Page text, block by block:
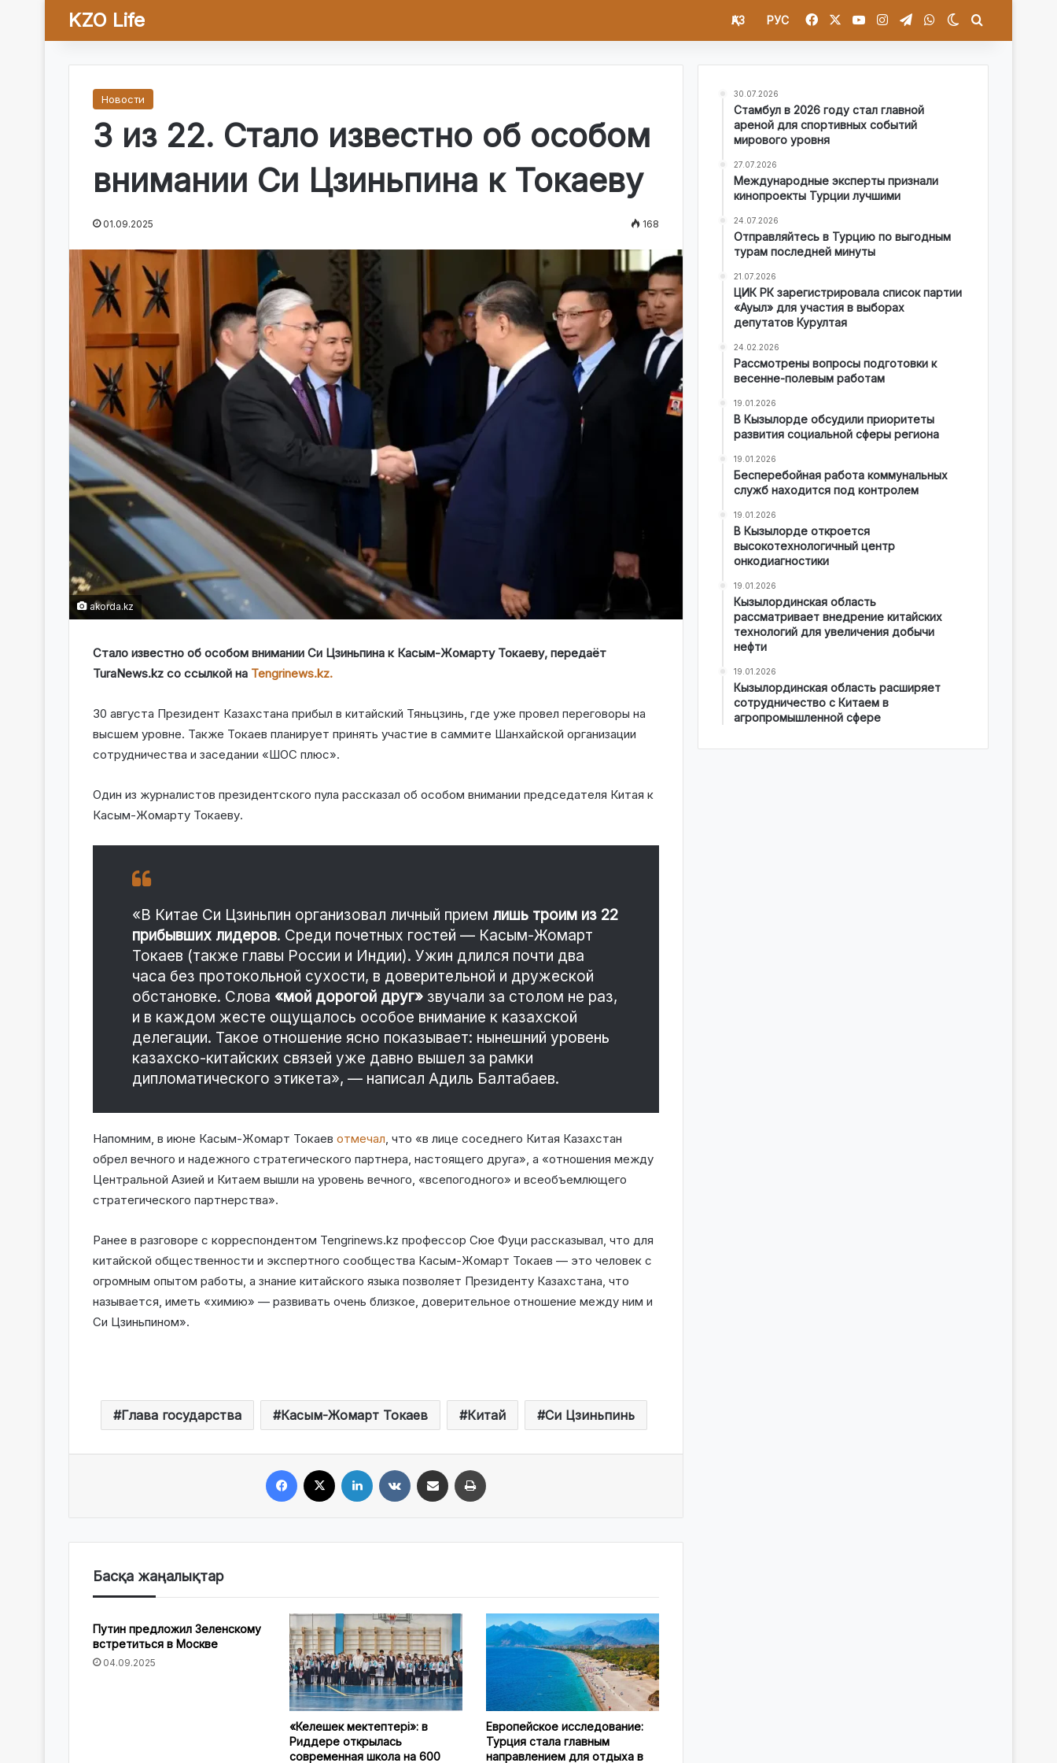
KZO Life ҚАЗ РУС FacebookYouTubeInstagram
TelegramWhatsAppSwitch skin
Новости
3 из 22. Стало известно об особом
внимании Си Цзиньпина к Токаеву
01.09.2025 168
akorda.kz
Стало известно об особом внимании Си Цзиньпина к Касым-Жомарту Токаеву, передаёт
TuraNews.kz со ссылкой на Tengrinews.kz.
30 августа Президент Казахстана прибыл в китайский Тяньцзинь, где уже провел переговоры на
высшем уровне. Также Токаев планирует принять участие в саммите Шанхайской организации
сотрудничества и заседании «ШОС плюс».
Один из журналистов президентского пула рассказал об особом внимании председателя Китая к
Касым-Жомарту Токаеву.
«В Китае Си Цзиньпин организовал личный прием лишь троим из 22
прибывших лидеров. Среди почетных гостей — Касым-Жомарт
Токаев (также главы России и Индии). Ужин длился почти два
часа без протокольной сухости, в доверительной и дружеской
обстановке. Слова «мой дорогой друг» звучали за столом не раз,
и в каждом жесте ощущалось особое внимание к казахской
делегации. Такое отношение ясно показывает: нынешний уровень
казахско-китайских связей уже давно вышел за рамки
дипломатического этикета», — написал Адиль Балтабаев.
Напомним, в июне Касым-Жомарт Токаев отмечал, что «в лице соседнего Китая Казахстан
обрел вечного и надежного стратегического партнера, настоящего друга», а «отношения между
Центральной Азией и Китаем вышли на уровень вечного, «всепогодного» и всеобъемлющего
стратегического партнерства».
Ранее в разговоре с корреспондентом Tengrinews.kz профессор Сюе Фуци рассказывал, что для
китайской общественности и экспертного сообщества Касым-Жомарт Токаев — это человек с
огромным опытом работы, а знание китайского языка позволяет Президенту Казахстана, что
называется, иметь «химию» — развивать очень близкое, доверительное отношение между ним и
Си Цзиньпином».
Глава государства Касым-Жомарт Токаев Китай Си Цзиньпинь
Басқа жаңалықтар
Путин предложил Зеленскому
встретиться в Москве
04.09.2025
«Келешек мектептері»: в
Риддере открылась
современная школа на 600
Европейское исследование:
Турция стала главным
направлением для отдыха в
30.07.2026
Стамбул в 2026 году стал главной
ареной для спортивных событий
мирового уровня
27.07.2026
Международные эксперты признали
кинопроекты Турции лучшими
24.07.2026
Отправляйтесь в Турцию по выгодным
турам последней минуты
21.07.2026
ЦИК РК зарегистрировала список партии
«Ауыл» для участия в выборах
депутатов Курултая
24.02.2026
Рассмотрены вопросы подготовки к
весенне-полевым работам
19.01.2026
В Кызылорде обсудили приоритеты
развития социальной сферы региона
19.01.2026
Бесперебойная работа коммунальных
служб находится под контролем
19.01.2026
В Кызылорде откроется
высокотехнологичный центр
онкодиагностики
19.01.2026
Кызылординская область
рассматривает внедрение китайских
технологий для увеличения добычи
нефти
19.01.2026
Кызылординская область расширяет
сотрудничество с Китаем в
агропромышленной сфере